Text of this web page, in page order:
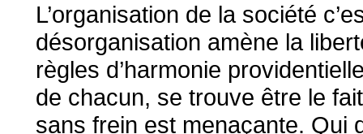
L’organisation de la société
désorganisation amène la
règles d’harmonie
de chacun, se trouve être le
sans frein est menaçante. Qui